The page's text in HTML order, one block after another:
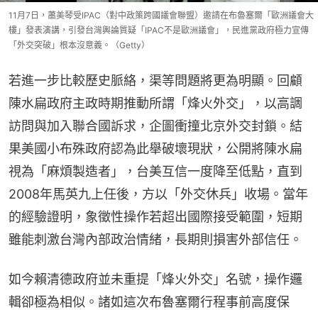
11月7日，蕭美琴受IPAC（對中政策跨國議會聯盟）邀請在布魯塞爾「歐洲議會大
樓」發表演講，引發台灣輿論質疑「IPAC不是歐洲議會」，民進黨政府極力宣傳
「外交突破」根本沒意義。（Getty）
若進一步比較歷史脈絡，渠等問題將更為明顯。回顧
陳水扁政府主政時期推動所謂「烽火外交」，以高調
訪問與加入聯合國訴求，企圖衝撞北京外交封鎖。結
果美國小布殊政府認為此舉破壞現狀，公開將陳水扁
視為「麻煩製造者」，台美互信一度降至低點，直到
2008年馬英九上任後，方以「外交休兵」收場。當年
的經驗證明，象徵性操作若超出國際接受範圍，短期
雖能刺激台灣內部政治情緒，長期則損害外部信任。
如今賴清德政府並未重提「烽火外交」名號，操作邏
輯卻極為相似。諸如這次布魯塞爾行程事前高度保